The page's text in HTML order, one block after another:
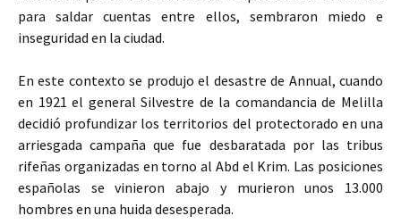
para saldar cuentas entre ellos, sembraron miedo e
inseguridad en la ciudad.
En este contexto se produjo el desastre de Annual, cuando
en 1921 el general Silvestre de la comandancia de Melilla
decidió profundizar los territorios del protectorado en una
arriesgada campaña que fue desbaratada por las tribus
rifeñas organizadas en torno al Abd el Krim. Las posiciones
españolas se vinieron abajo y murieron unos 13.000
hombres en una huida desesperada.